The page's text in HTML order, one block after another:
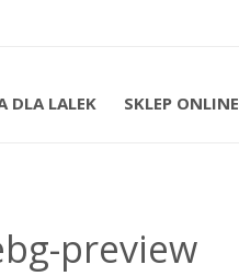
DLA LALEK SKLEP ONLINE
preview